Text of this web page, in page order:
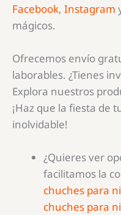
Facebook, Instagram
mágicos.
Ofrecemos envío
laborables. ¿Tienes
Explora nuestros
¡Haz que la fiesta de
inolvidable!
¿Quieres ver
facilitamos la
chuches para
chuches para